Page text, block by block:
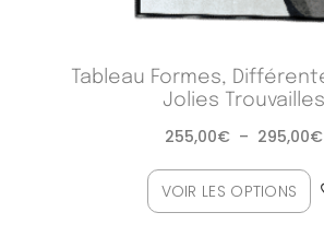
Tableau Formes,
Jolies Trouvailles
255,00€ – 295,00€
VOIR LES OPTIONS